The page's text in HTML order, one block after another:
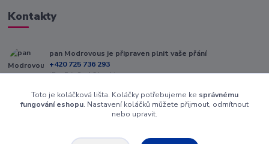
Kontakty
pan Modrovous je připraven plnit vaše přání
+420 725 736 293
(Po-Pá, 8 - 16 hod.)
info@modrovous.cz
Toto je koláčková lišta. Koláčky potřebujeme ke správnému
fungování eshopu. Nastavení koláčků můžete přijmout, odmítnout
nebo upravit.